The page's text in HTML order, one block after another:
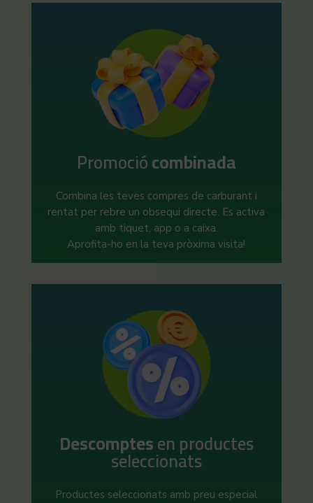
Promociócombinada
Combina les teves compres de carburant i
rentat per rebre un obsequi directe. Es activa
amb tiquet, app o a caixa.
Aprofita-ho en la teva pròxima visita!
Descomptesen productes
seleccionats
Productes seleccionats amb preu especial